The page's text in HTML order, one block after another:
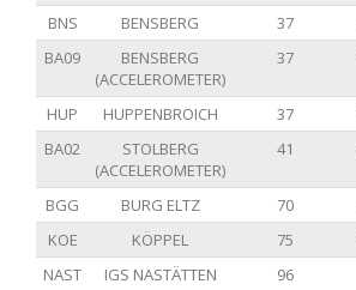
BNS
BENSBERG 37
BA09
BENSBERG
(ACCELEROMETER)
37
HUP HUPPENBROICH 37
BA02
STOLBERG
(ACCELEROMETER)
41
BGG BURG ELTZ 70
KOE
KÖPPEL 75
NAST
IGS NASTÄTTEN 96